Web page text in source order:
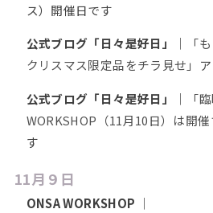
ス）開催日です
公式ブログ「日々是好日」
｜
「
クリスマス限定品をチラ見せ」
公式ブログ「日々是好日」
｜
「
WORKSHOP（11月10日）は開催
す
11月９日
ONSA WORKSHOP ｜